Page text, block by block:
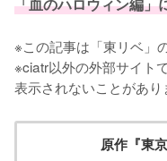
※この記事は「東リベ」
※ciatr以外の外部サイト
表示されないことがあり
原作『東